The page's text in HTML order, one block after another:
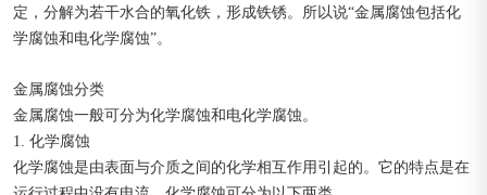
定，分解为若干水合的氧化铁，形成铁锈。所以说“金属腐蚀包括化
学腐蚀和电化学腐蚀”。
金属腐蚀分类
金属腐蚀一般可分为化学腐蚀和电化学腐蚀。
1. 化学腐蚀
化学腐蚀是由表面与介质之间的化学相互作用引起的。它的特点是在